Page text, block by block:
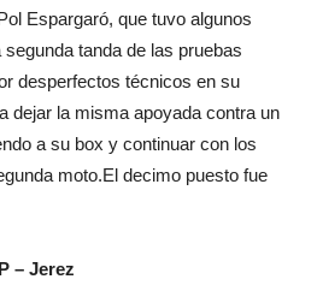
Espargaró, que tuvo algunos
tanda de las pruebas
desperfectos técnicos en su
dejar la misma apoyada contra un
a su box y continuar con los
moto.El decimo puesto fue
– Jerez